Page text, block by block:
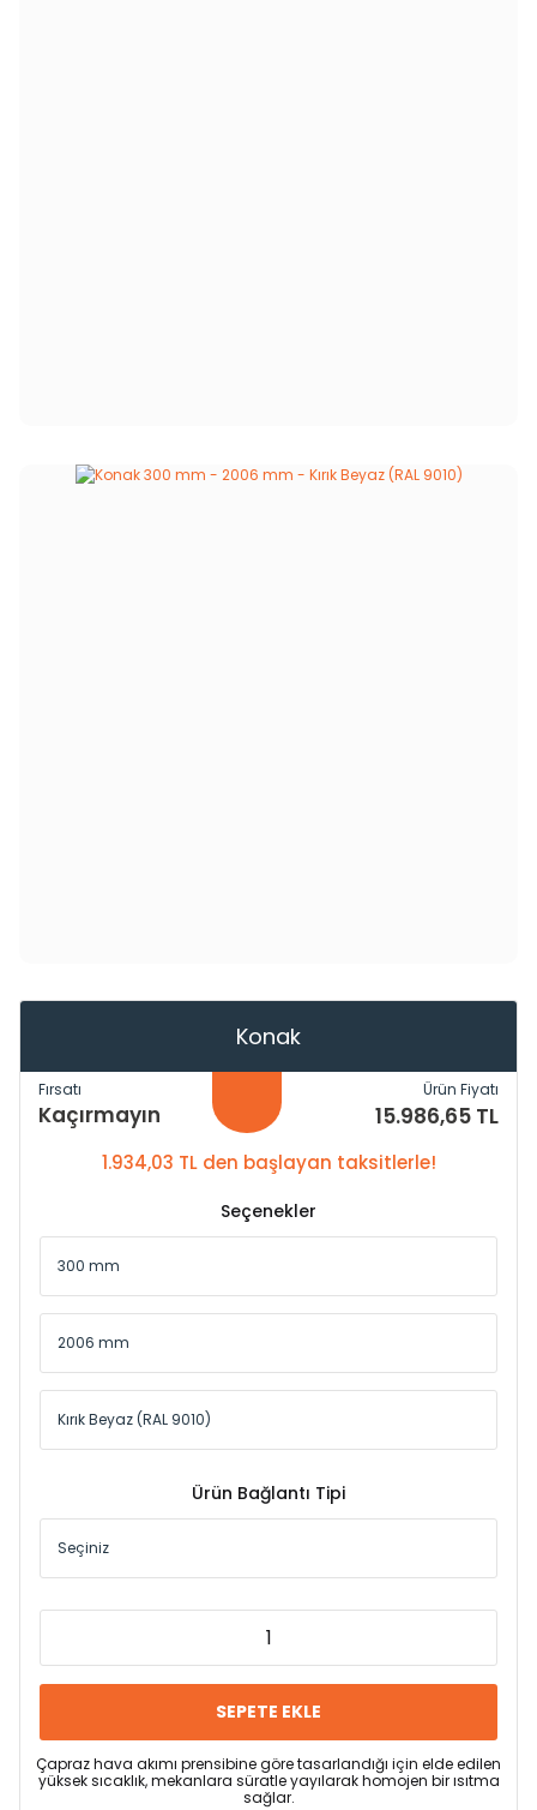
Konak
Fırsatı
Kaçırmayın
Ürün Fiyatı
15.986,65 TL
1.934,03 TL den başlayan taksitlerle!
Seçenekler
Ürün Bağlantı Tipi
SEPETE EKLE
Çapraz hava akımı prensibine göre tasarlandığı için elde edilen
yüksek sıcaklık, mekanlara süratle yayılarak homojen bir ısıtma
sağlar.